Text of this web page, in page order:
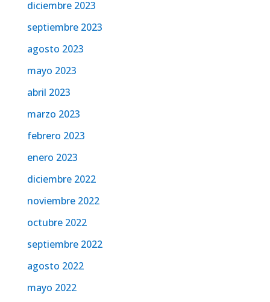
diciembre 2023
septiembre 2023
agosto 2023
mayo 2023
abril 2023
marzo 2023
febrero 2023
enero 2023
diciembre 2022
noviembre 2022
octubre 2022
septiembre 2022
agosto 2022
mayo 2022